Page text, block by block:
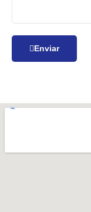
Enviar